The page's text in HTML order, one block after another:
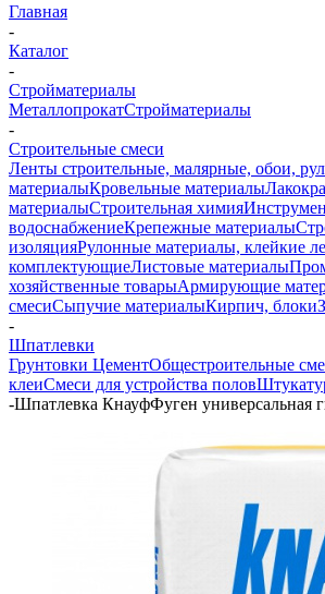
Главная
-
Каталог
-
Стройматериалы
МеталлопрокатСтройматериалы
-
Строительные смеси
Ленты строительные, малярные, обои,
материалыКровельные материалы
материалыСтроительная химия
водоснабжениеКрепежные материалы
изоляцияРулонные материалы, клейкие
комплектующиеЛистовые материалы
хозяйственные товарыАрмирующие
смесиСыпучие материалыКирпич, блоки
-
Шпатлевки
Грунтовки ЦементОбщестроительные
клеиСмеси для устройства полов
-Шпатлевка КнауфФуген универсальная